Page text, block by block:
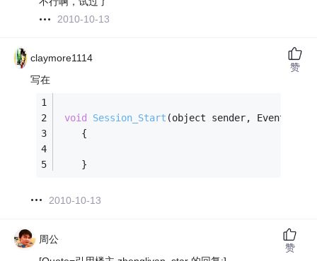
2010-10-13
claymore1114
写在
void Session_Start (object sender, EventArgs
    {
    }
2010-10-13
赞
周公
赞